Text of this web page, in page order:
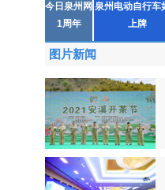
今日泉州网
1周年
泉州电动自行车
上牌
图片新闻